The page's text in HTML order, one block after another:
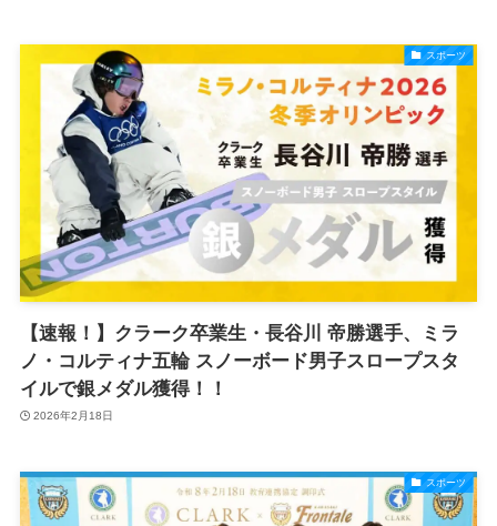
スポーツ
【速報！】クラーク卒業生・長谷川 帝勝選手、ミラ
ノ・コルティナ五輪 スノーボード男子スロープスタ
イルで銀メダル獲得！！
2026年2月18日
スポーツ